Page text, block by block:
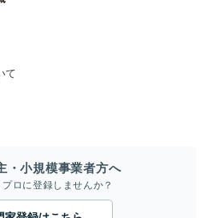
て
・小規模事業者方へ
ロに登録しませんか？